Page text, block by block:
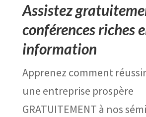
Assistez
conférences riches
information
Apprenez comment
une entreprise prospère
GRATUITEMENT à nos